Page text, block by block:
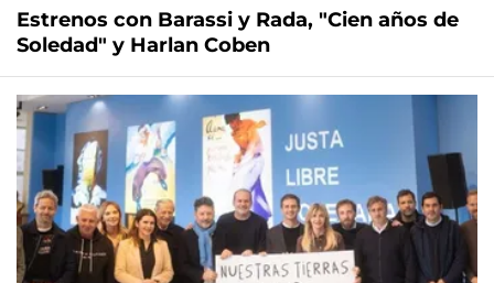
Estrenos con Barassi y Rada, "Cien años de
Soledad" y Harlan Coben